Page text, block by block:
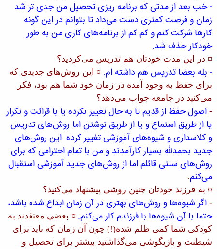
- خب بعد از مدتی كه برنامه ریزی تحصیل من جدی تر شد
زمان و فرصت كمتری دست می‌داد تا بتوانم در این گونه
كارها شركت كنم و كم كم از برنامه‌های كاری من به طور
خودكار حذف شد.
¤ در این مدت خودتان هم تدریس می‌كردید؟
- بله بعضا تدریس هم داشته ام. ¤ این روش‌های جدیدی كه
برای حفظ به وجود آمده در زمان خود شما هم بود، فكر
می‌كنید در جامعه جواب می‌دهد؟
- اصول حفظ از قدیم تا به حال تغییر نكرده یا با قرائت و تكرار
یا از طریق استماع و یا از طریق نوشتن اما روش‌های تدریس
و كلاسداری و شیوه‌های آموزشی تغییر كرده. این روش‌های
جدید بحمدلله بسیار كارآمدند و من با تمام احترامی كه برای
روش‌های سنتی قائلم اما از روش‌های جدید آموزشی استقبال
می‌كنم.
¤ به فرزند خودتان چنین روشی پیشنهاد می‌كنید؟
- اگر شیوه‌ها و روش‌های بهتری در آن زمان ابداع شده باشد،
حتما با آن شیوه‌ها با فرزندم كار می‌كنم. ¤ بعضی معتقدند به
كودكی شما كمی ظلم شده(!) چون آن زمان كه باید برای
شیطنت و بازیگوشی می‌گذاشتید بیشتر برای تحصیل و